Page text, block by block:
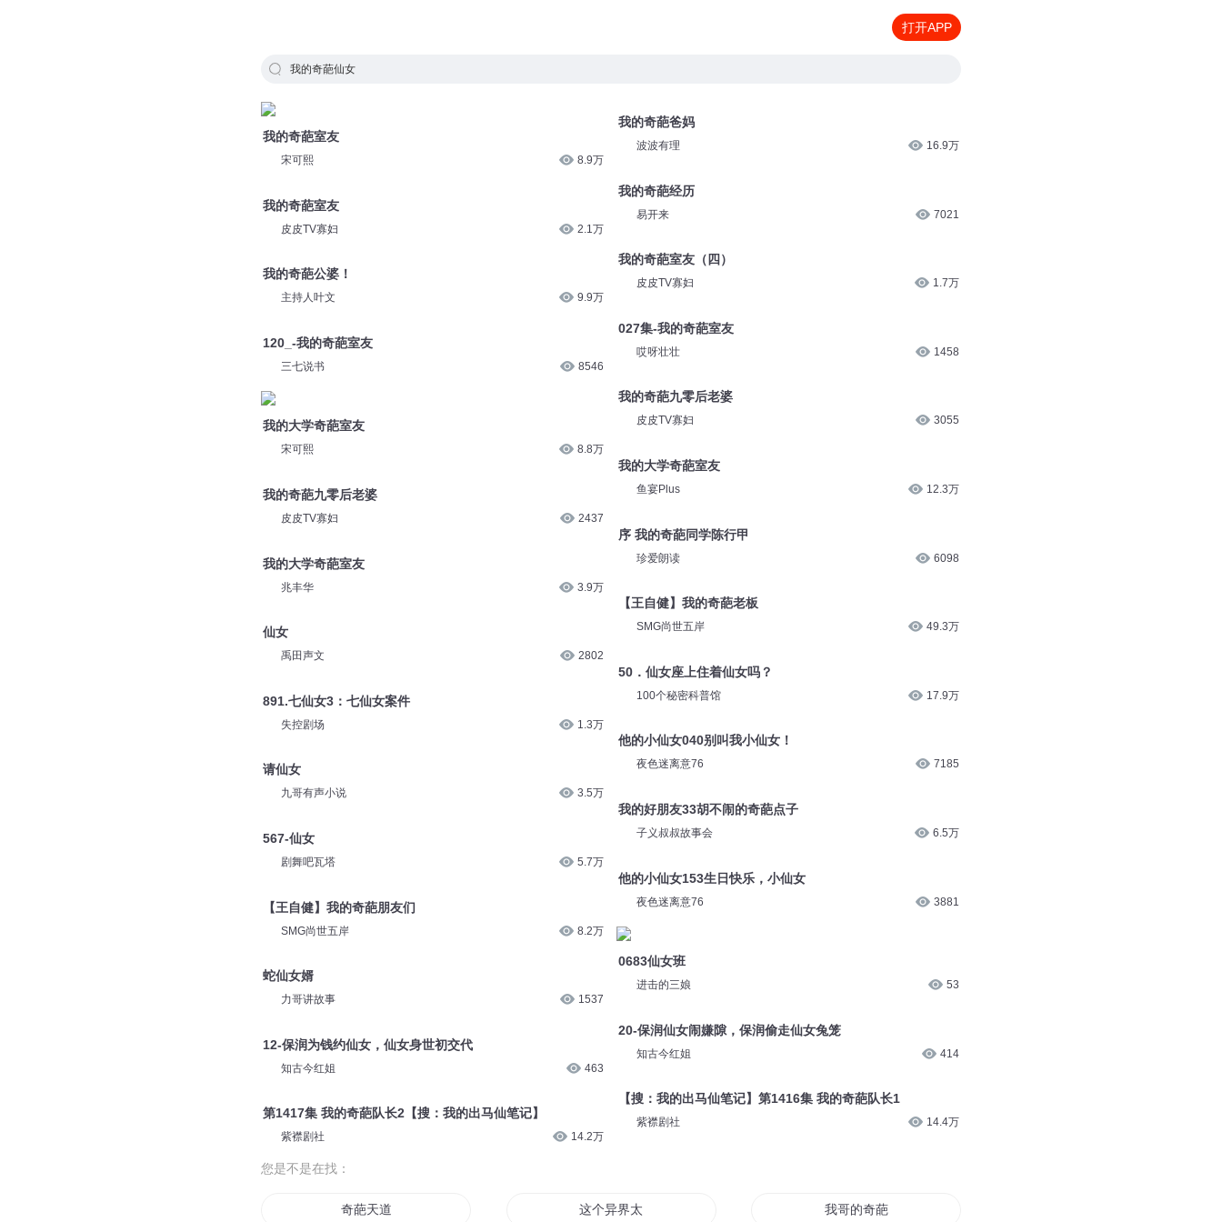
打开APP
我的奇葩仙女
我的奇葩室友
宋可熙 8.9万
我的奇葩室友
皮皮TV寡妇 2.1万
我的奇葩公婆！
主持人叶文 9.9万
120_-我的奇葩室友
三七说书 8546
我的大学奇葩室友
宋可熙 8.8万
我的奇葩九零后老婆
皮皮TV寡妇 2437
我的大学奇葩室友
兆丰华 3.9万
仙女
禹田声文 2802
891.七仙女3：七仙女案件
失控剧场 1.3万
请仙女
九哥有声小说 3.5万
567-仙女
剧舞吧瓦塔 5.7万
【王自健】我的奇葩朋友们
SMG尚世五岸 8.2万
蛇仙女婿
力哥讲故事 1537
12-保润为钱约仙女，仙女身世初交代
知古今红姐 463
第1417集 我的奇葩队长2【搜：我的出马仙笔记】
紫襟剧社 14.2万
我的奇葩爸妈
波波有理 16.9万
我的奇葩经历
易开来 7021
我的奇葩室友（四）
皮皮TV寡妇 1.7万
027集-我的奇葩室友
哎呀壮壮 1458
我的奇葩九零后老婆
皮皮TV寡妇 3055
我的大学奇葩室友
鱼宴Plus 12.3万
序 我的奇葩同学陈行甲
珍爱朗读 6098
【王自健】我的奇葩老板
SMG尚世五岸 49.3万
50．仙女座上住着仙女吗？
100个秘密科普馆 17.9万
他的小仙女040别叫我小仙女！
夜色迷离意76 7185
我的好朋友33胡不闹的奇葩点子
子义叔叔故事会 6.5万
他的小仙女153生日快乐，小仙女
夜色迷离意76 3881
0683仙女班
进击的三娘 53
20-保润仙女闹嫌隙，保润偷走仙女兔笼
知古今红姐 414
【搜：我的出马仙笔记】第1416集 我的奇葩队长1
紫襟剧社 14.4万
您是不是在找：
奇葩天道 这个异界太奇葩 我哥的奇葩一生